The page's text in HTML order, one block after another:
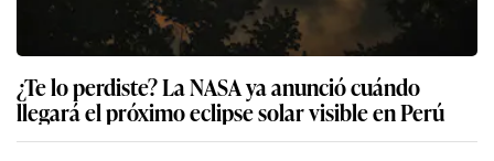
¿Te lo perdiste? La NASA ya anunció cuándo
llegará el próximo eclipse solar visible en Perú